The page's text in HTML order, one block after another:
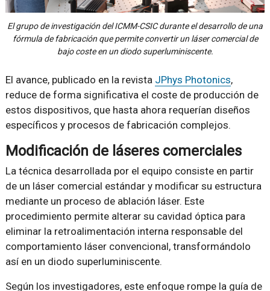
El grupo de investigación del ICMM-CSIC durante el desarrollo de una
fórmula de fabricación que permite convertir un láser comercial de
bajo coste en un diodo superluminiscente.
El avance, publicado en la revista JPhys Photonics,
reduce de forma significativa el coste de producción de
estos dispositivos, que hasta ahora requerían diseños
específicos y procesos de fabricación complejos.
Modificación de láseres comerciales
La técnica desarrollada por el equipo consiste en partir
de un láser comercial estándar y modificar su estructura
mediante un proceso de ablación láser. Este
procedimiento permite alterar su cavidad óptica para
eliminar la retroalimentación interna responsable del
comportamiento láser convencional, transformándolo
así en un diodo superluminiscente.
Según los investigadores, este enfoque rompe la guía de